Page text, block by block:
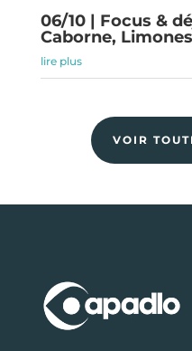
06/10 | Focus &
Caborne,
lire plus
VOIR